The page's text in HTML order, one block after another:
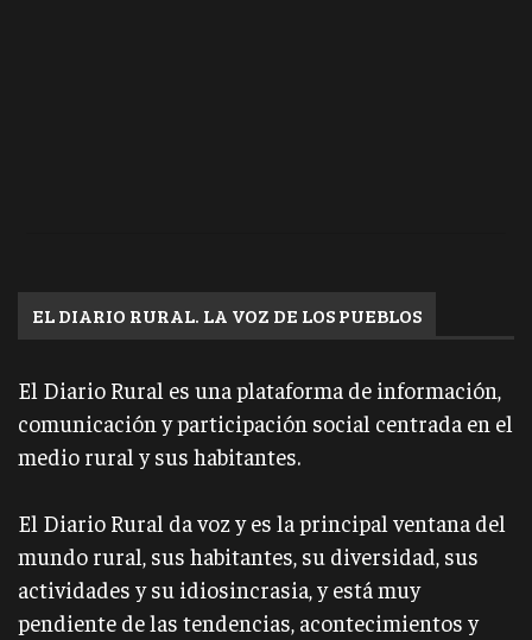
EL DIARIO RURAL. LA VOZ DE LOS PUEBLOS
El Diario Rural es una plataforma de información,
comunicación y participación social centrada en el
medio rural y sus habitantes.
El Diario Rural da voz y es la principal ventana del
mundo rural, sus habitantes, su diversidad, sus
actividades y su idiosincrasia, y está muy
pendiente de las tendencias, acontecimientos y